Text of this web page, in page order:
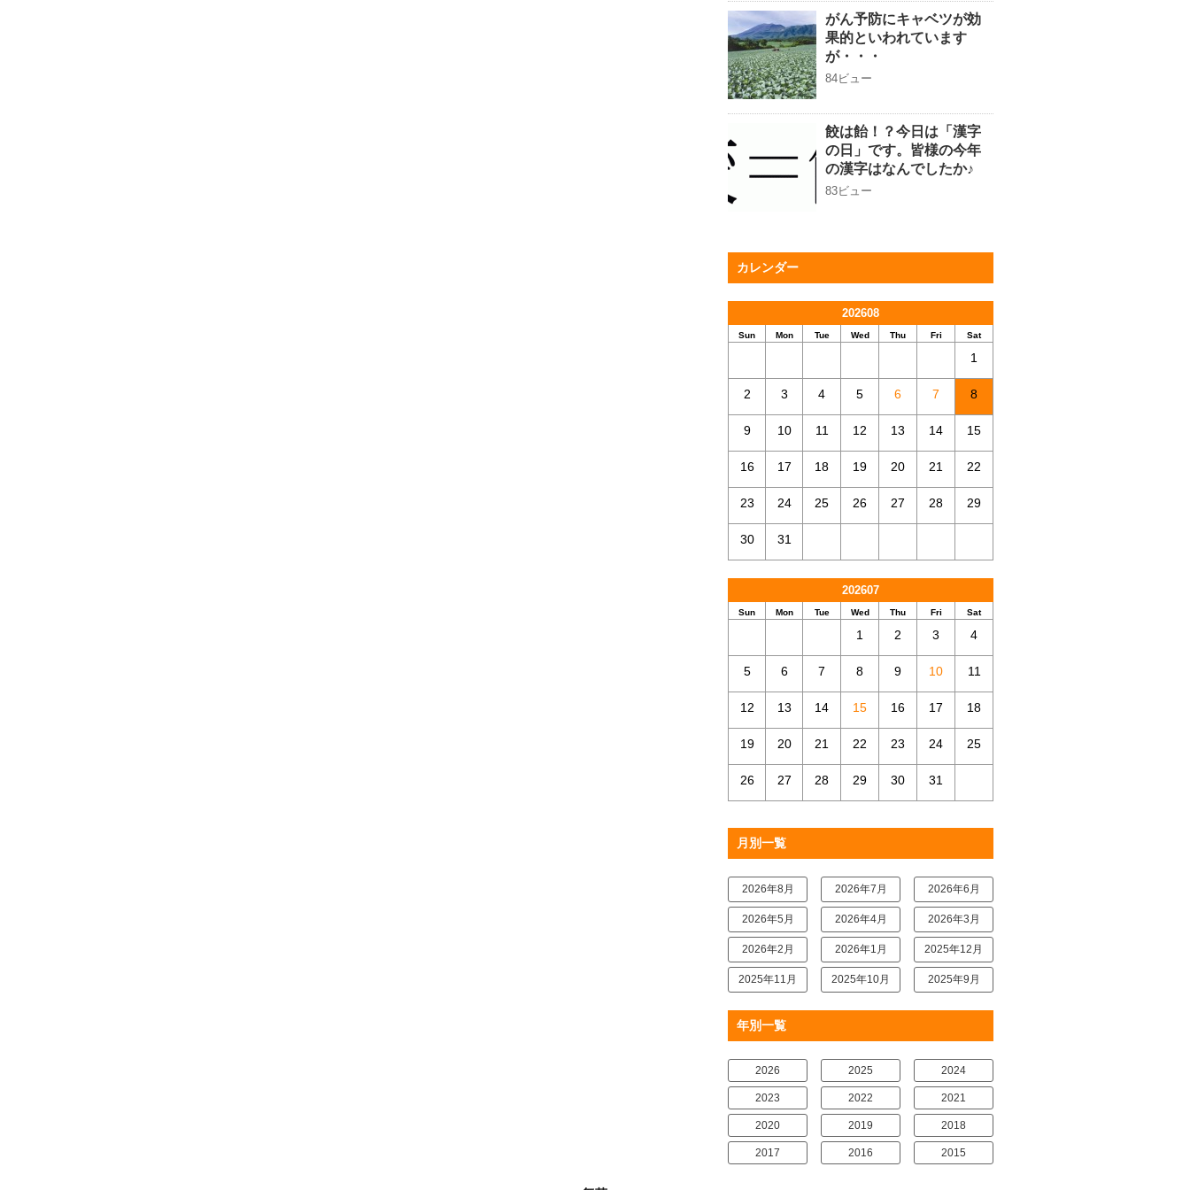
がん予防にキャベツが効
果的といわれています
が・・・
84ビュー
餃は飴！？今日は「漢字
の日」です。皆様の今年
の漢字はなんでしたか♪
83ビュー
カレンダー
202608
Sun Mon Tue Wed Thu Fri Sat
1
2 3 4 5 6 7 8
9 10 11 12 13 14 15
16 17 18 19 20 21 22
23 24 25 26 27 28 29
30 31
202607
Sun Mon Tue Wed Thu Fri Sat
1 2 3 4
5 6 7 8 9 10 11
12 13 14 15 16 17 18
19 20 21 22 23 24 25
26 27 28 29 30 31
月別一覧
2026年8月 2026年7月 2026年6月
2026年5月 2026年4月 2026年3月
2026年2月 2026年1月 2025年12月
2025年11月 2025年10月 2025年9月
年別一覧
2026 2025 2024
2023 2022 2021
2020 2019 2018
2017 2016 2015